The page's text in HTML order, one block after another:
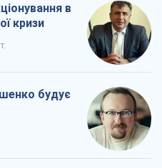
в
кризи
будує